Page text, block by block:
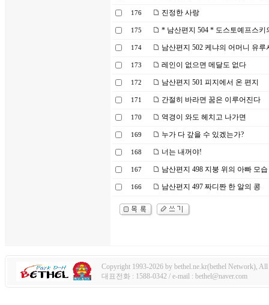
176 진정한 사랑
175 * 남산편지 504 * 도스토예프스키
174 남산편지 502 케냐의 어머니 유루
173 레인이 없으면 메달도 없다
172 남산편지 501 피지에서 온 편지
171 간절히 바라면 꿈은 이루어진다
170 역경이 와도 헤치고 나가면
169 누가 다 갚을 수 있겠는가?
168 너는 내꺼야!
167 남산편지 498 지붕 위의 아빠 모습
166 남산편지 497 짜디짠 한 알의 콩
Copyright 1993-2026 by bethel.ne.kr(bethel Network), All
대표전화 : 1588-0342 / e-mail : bethel@naver.com